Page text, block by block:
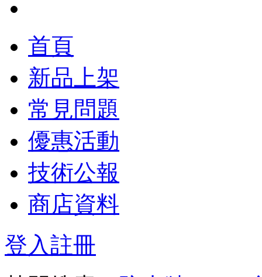
首頁
新品上架
常見問題
優惠活動
技術公報
商店資料
登入註冊